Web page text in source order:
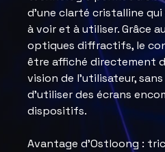
d'une clarté cristalline
à voir et à utiliser. Grâce
optiques diffractifs, le
être affiché directement
vision de l'utilisateur,
d'utiliser des écrans
dispositifs.
Avantage d'Ostloong :